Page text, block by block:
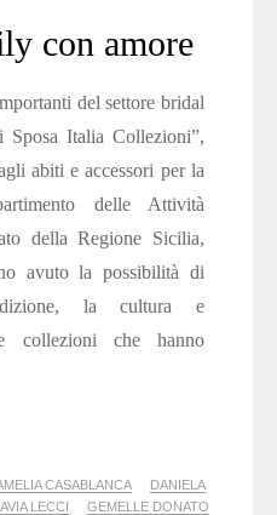
con amore
del settore bridal
Sposa Italia Collezioni”,
abiti e accessori per la
delle Attività
della Regione Sicilia,
avuto la possibilità di
la cultura e
collezioni che hanno
CASABLANCA
DANIELA
LECCI
GEMELLE DONATO